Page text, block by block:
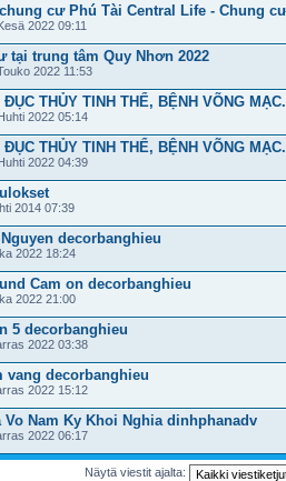
cư Phú Tài Central Life - Chung cư
2022 09:11
tại trung tâm Quy Nhơn 2022
2022 11:53
THỦY TINH THỂ, BỆNH VÕNG
2022 05:14
THỦY TINH THỂ, BỆNH VÕNG
2022 04:39
2014 07:39
decorbanghieu
2022 18:24
Cam on decorbanghieu
2022 21:00
5 decorbanghieu
2022 03:38
vang decorbanghieu
2022 15:12
Vo Nam Ky Khoi Nghia dinhphanadv
2022 06:17
Näytä viestit ajalta: